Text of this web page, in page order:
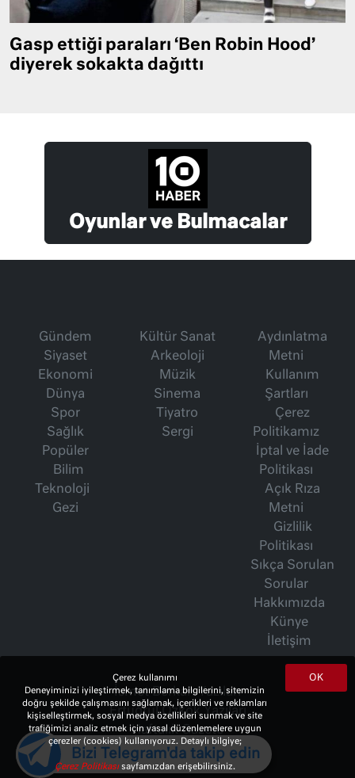
Gasp ettiği paraları ‘Ben Robin Hood’
diyerek sokakta dağıttı
Oyunlar ve Bulmacalar
Gündem
Siyaset
Ekonomi
Dünya
Spor
Sağlık
Popüler
Bilim
Teknoloji
Gezi
Kültür Sanat
Arkeoloji
Müzik
Sinema
Tiyatro
Sergi
Aydınlatma
Metni
Kullanım
Şartları
Çerez
Politikamız
İptal ve İade
Politikası
Açık Rıza
Metni
Gizlilik
Politikası
Sıkça Sorulan
Sorular
Hakkımızda
Künye
İletişim
İsmet Berkan Yazıları
Ertuğrul Özkök Yazıları
Haftalık Gazete
OK
Çerez kullanımı
Deneyiminizi iyileştirmek, tanımlama bilgilerini, sitemizin
doğru şekilde çalışmasını sağlamak, içerikleri ve reklamları
kişiselleştirmek, sosyal medya özellikleri sunmak ve site
trafiğimizi analiz etmek için yasal düzenlemelere uygun
çerezler (cookies) kullanıyoruz. Detaylı bilgiye;
Çerez Politikasısayfamızdan erişebilirsiniz.
Bizi Telegram'da takip edin